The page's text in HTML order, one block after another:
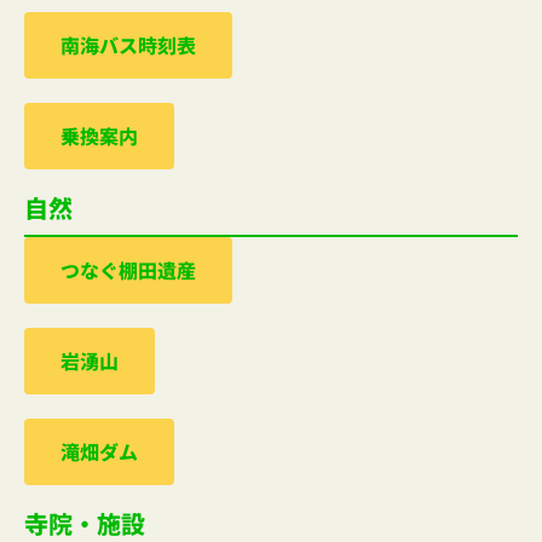
南海バス時刻表
乗換案内
自然
つなぐ棚田遺産
岩湧山
滝畑ダム
寺院・施設